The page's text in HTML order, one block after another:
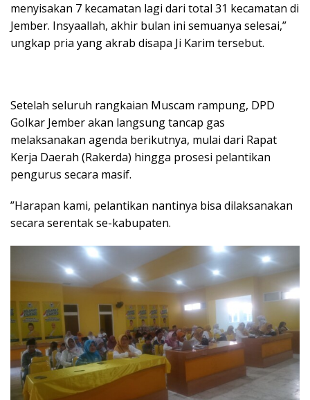
menyisakan 7 kecamatan lagi dari total 31 kecamatan di
Jember. Insyaallah, akhir bulan ini semuanya selesai,”
ungkap pria yang akrab disapa Ji Karim tersebut.
​Setelah seluruh rangkaian Muscam rampung, DPD
Golkar Jember akan langsung tancap gas
melaksanakan agenda berikutnya, mulai dari Rapat
Kerja Daerah (Rakerda) hingga prosesi pelantikan
pengurus secara masif.
​”Harapan kami, pelantikan nantinya bisa dilaksanakan
secara serentak se-kabupaten.